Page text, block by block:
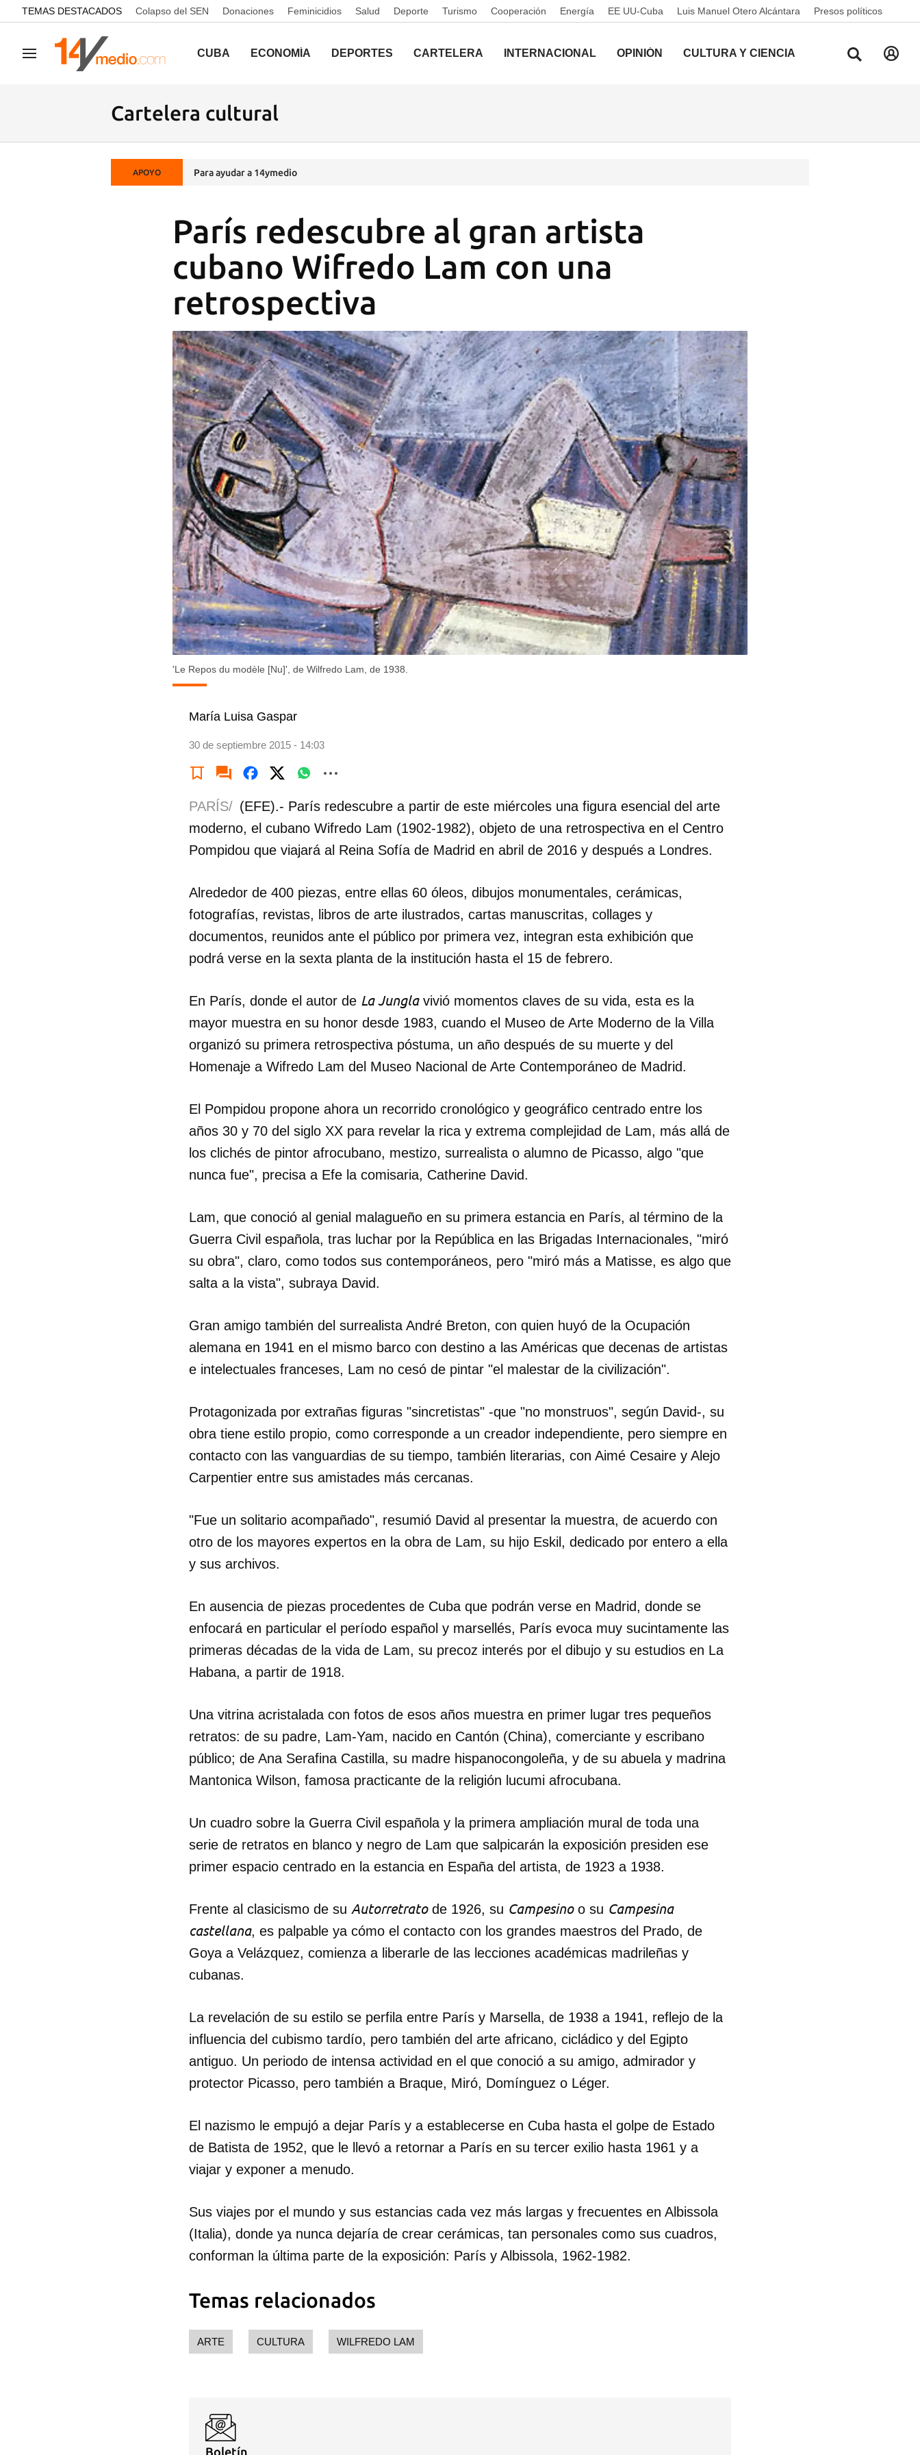
common.go-to-content
TEMAS DESTACADOS Colapso del SEN Donaciones Feminicidios Salud Deporte Turismo Cooperación Energía EE UU-Cuba Luis Manuel Otero Alcántara Presos políticos
Navegación CUBA ECONOMÍA DEPORTES CARTELERA INTERNACIONAL OPINIÓN CULTURA Y CIENCIA
Cartelera cultural
APOYO Para ayudar a 14ymedio
París redescubre al gran artista
cubano Wifredo Lam con una
retrospectiva
'Le Repos du modèle [Nu]', de Wilfredo Lam, de 1938.
María Luisa Gaspar
30 de septiembre 2015 - 14:03
Para poder guardar como favorito, primero has de iniciar sesión con tu
cuenta de 14ymedio.
PARÍS/ (EFE).- París redescubre a partir de este miércoles una figura esencial del arte
moderno, el cubano Wifredo Lam (1902-1982), objeto de una retrospectiva en el Centro
Pompidou que viajará al Reina Sofía de Madrid en abril de 2016 y después a Londres.
Alrededor de 400 piezas, entre ellas 60 óleos, dibujos monumentales, cerámicas,
fotografías, revistas, libros de arte ilustrados, cartas manuscritas, collages y
documentos, reunidos ante el público por primera vez, integran esta exhibición que
podrá verse en la sexta planta de la institución hasta el 15 de febrero.
En París, donde el autor de La Junglavivió momentos claves de su vida, esta es la
mayor muestra en su honor desde 1983, cuando el Museo de Arte Moderno de la Villa
organizó su primera retrospectiva póstuma, un año después de su muerte y del
Homenaje a Wifredo Lam del Museo Nacional de Arte Contemporáneo de Madrid.
El Pompidou propone ahora un recorrido cronológico y geográfico centrado entre los
años 30 y 70 del siglo XX para revelar la rica y extrema complejidad de Lam, más allá de
los clichés de pintor afrocubano, mestizo, surrealista o alumno de Picasso, algo "que
nunca fue", precisa a Efe la comisaria, Catherine David.
Lam, que conoció al genial malagueño en su primera estancia en París, al término de la
Guerra Civil española, tras luchar por la República en las Brigadas Internacionales, "miró
su obra", claro, como todos sus contemporáneos, pero "miró más a Matisse, es algo que
salta a la vista", subraya David.
Gran amigo también del surrealista André Breton, con quien huyó de la Ocupación
alemana en 1941 en el mismo barco con destino a las Américas que decenas de artistas
e intelectuales franceses, Lam no cesó de pintar "el malestar de la civilización".
Protagonizada por extrañas figuras "sincretistas" -que "no monstruos", según David-, su
obra tiene estilo propio, como corresponde a un creador independiente, pero siempre en
contacto con las vanguardias de su tiempo, también literarias, con Aimé Cesaire y Alejo
Carpentier entre sus amistades más cercanas.
"Fue un solitario acompañado", resumió David al presentar la muestra, de acuerdo con
otro de los mayores expertos en la obra de Lam, su hijo Eskil, dedicado por entero a ella
y sus archivos.
En ausencia de piezas procedentes de Cuba que podrán verse en Madrid, donde se
enfocará en particular el período español y marsellés, París evoca muy sucintamente las
primeras décadas de la vida de Lam, su precoz interés por el dibujo y su estudios en La
Habana, a partir de 1918.
Una vitrina acristalada con fotos de esos años muestra en primer lugar tres pequeños
retratos: de su padre, Lam-Yam, nacido en Cantón (China), comerciante y escribano
público; de Ana Serafina Castilla, su madre hispanocongoleña, y de su abuela y madrina
Mantonica Wilson, famosa practicante de la religión lucumi afrocubana.
Un cuadro sobre la Guerra Civil española y la primera ampliación mural de toda una
serie de retratos en blanco y negro de Lam que salpicarán la exposición presiden ese
primer espacio centrado en la estancia en España del artista, de 1923 a 1938.
Frente al clasicismo de su Autorretratode 1926, su Campesinoo su Campesina
castellana, es palpable ya cómo el contacto con los grandes maestros del Prado, de
Goya a Velázquez, comienza a liberarle de las lecciones académicas madrileñas y
cubanas.
La revelación de su estilo se perfila entre París y Marsella, de 1938 a 1941, reflejo de la
influencia del cubismo tardío, pero también del arte africano, cicládico y del Egipto
antiguo. Un periodo de intensa actividad en el que conoció a su amigo, admirador y
protector Picasso, pero también a Braque, Miró, Domínguez o Léger.
El nazismo le empujó a dejar París y a establecerse en Cuba hasta el golpe de Estado
de Batista de 1952, que le llevó a retornar a París en su tercer exilio hasta 1961 y a
viajar y exponer a menudo.
Sus viajes por el mundo y sus estancias cada vez más largas y frecuentes en Albissola
(Italia), donde ya nunca dejaría de crear cerámicas, tan personales como sus cuadros,
conforman la última parte de la exposición: París y Albissola, 1962-1982.
Temas relacionados
ARTE CULTURA WILFREDO LAM
Boletín